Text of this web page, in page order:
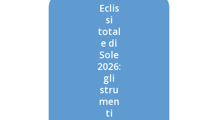
Eclis
si
total
e di
Sole
2026:
gli
stru
men
ti